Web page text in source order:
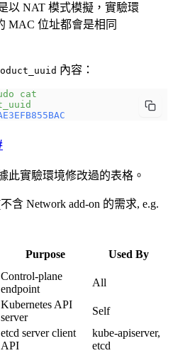
以 NAT 模式模擬，實驗環
MAC 位址都會是相同
內容：
cat
此實驗環境修改過的表格。
含 Network add-on 的需求, e.g.
Purpose Used By
Control-plane
endpoint
All
Kubernetes API
server
Self
etcd server client
API
kube-apiserver,
etcd